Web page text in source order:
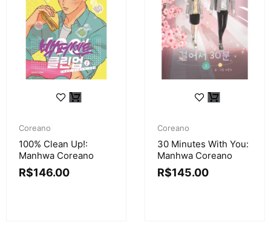
Coreano
100% Clean Up!:
Manhwa Coreano
R$146.00
Coreano
30 Minutes With You:
Manhwa Coreano
R$145.00